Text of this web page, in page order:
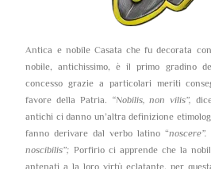
Antica e nobile Casata che fu decorata
nobile, antichissimo, è il primo gradino
concesso grazie a particolari meriti
favore della Patria. “Nobilis, non vilis”,
antichi ci danno un’altra definizione
fanno derivare dal verbo latino “noscere”.
noscibilis”; Porfirio ci apprende che la
antenati a la loro virtù eclatante, per